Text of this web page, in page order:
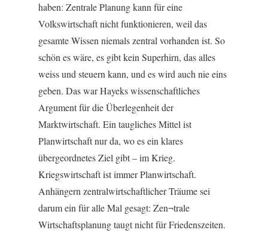
haben: Zentrale Planung kann für eine
Volkswirtschaft nicht funktionieren, weil das
gesamte Wissen niemals zentral vorhanden ist. So
schön es wäre, es gibt kein Superhirn, das alles
weiss und steuern kann, und es wird auch nie eins
geben. Das war Hayeks wissenschaftliches
Argument für die Überlegenheit der
Marktwirtschaft. Ein taugliches Mittel ist
Planwirtschaft nur da, wo es ein klares
übergeordnetes Ziel gibt – im Krieg.
Kriegswirtschaft ist immer Planwirtschaft.
Anhängern zentralwirtschaftlicher Träume sei
darum ein für alle Mal gesagt: Zen¬trale
Wirtschaftsplanung taugt nicht für Friedenszeiten.